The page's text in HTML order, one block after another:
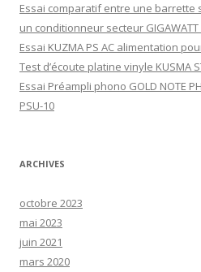
Essai comparatif entre une barrette
un conditionneur secteur GIGAWATT
Essai KUZMA PS AC alimentation
Test d’écoute platine vinyle KUSMA
Essai Préampli phono GOLD NOTE
PSU-10
ARCHIVES
octobre 2023
mai 2023
juin 2021
mars 2020